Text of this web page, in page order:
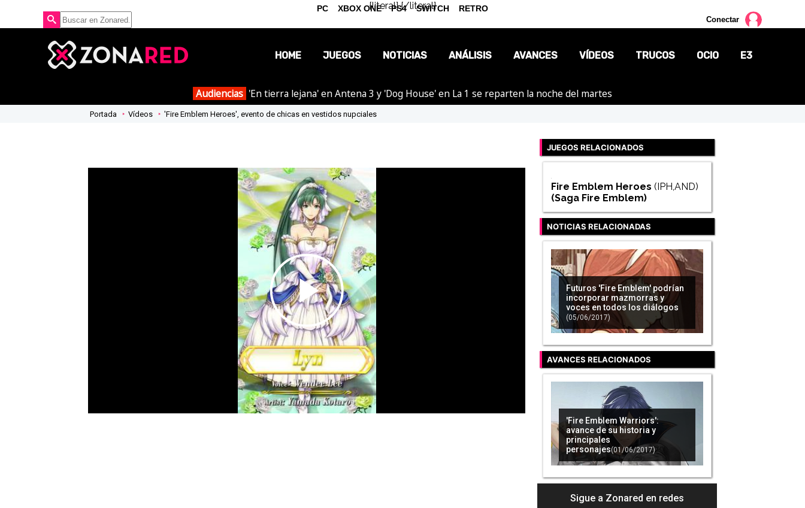
{literal}{/literal}
Conectar
HOME JUEGOS NOTICIAS
OPINIÓN
ANÁLISIS AVANCES VÍDEOS TRUCOS OCIO E3
Audiencias 'En tierra lejana' en Antena 3 y 'Dog House' en La 1 se reparten la noche del martes
Portada Vídeos 'Fire Emblem Heroes', evento de chicas en vestidos nupciales
Play
Video
JUEGOS RELACIONADOS
Fire Emblem Heroes (IPH,AND)
(Saga Fire Emblem)
NOTICIAS RELACIONADAS
Futuros 'Fire Emblem' podrían
incorporar mazmorras y
voces en todos los diálogos
(05/06/2017)
AVANCES RELACIONADOS
'Fire Emblem Warriors':
avance de su historia y
principales
personajes(01/06/2017)
Sigue a Zonared en redes
PC XBOX ONE PS4 SWITCH RETRO